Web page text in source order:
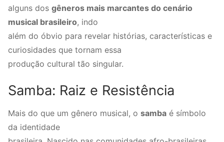
alguns dos gêneros mais marcantes do cenário
musical brasileiro, indo
além do óbvio para revelar histórias, características e
curiosidades que tornam essa
produção cultural tão singular.
Samba: Raiz e Resistência
Mais do que um gênero musical, o samba é símbolo
da identidade